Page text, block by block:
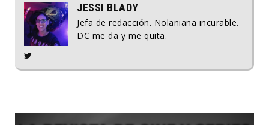
JESSI BLADY
Jefa de redacción. Nolaniana incurable.
DC me da y me quita.